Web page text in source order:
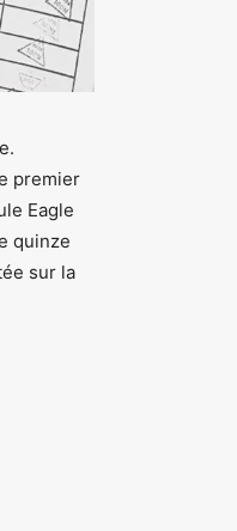
premier
Eagle
quinze
sur la